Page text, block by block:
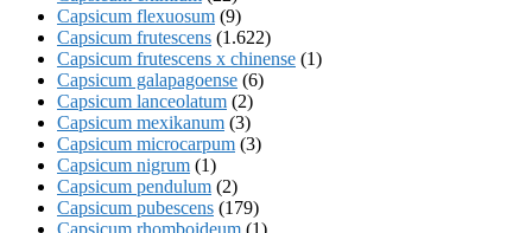
Capsicum flexuosum (9)
Capsicum frutescens (1.622)
Capsicum frutescens x chinense (1)
Capsicum galapagoense (6)
Capsicum lanceolatum (2)
Capsicum mexikanum (3)
Capsicum microcarpum (3)
Capsicum nigrum (1)
Capsicum pendulum (2)
Capsicum pubescens (179)
Capsicum rhomboideum (1)